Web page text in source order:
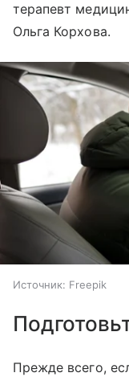
терапевт
Ольга Корхова.
Источник: Freepik
Прежде всего,